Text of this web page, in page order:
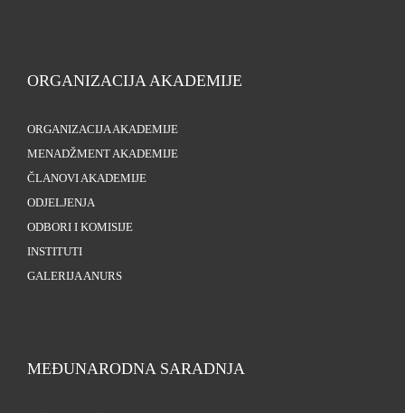
ORGANIZACIJA AKADEMIJE
ORGANIZACIJA AKADEMIJE
MENADŽMENT AKADEMIJE
ČLANOVI AKADEMIJE
ODJELJENJA
ODBORI I KOMISIJE
INSTITUTI
GALERIJA ANURS
MEĐUNARODNA SARADNJA